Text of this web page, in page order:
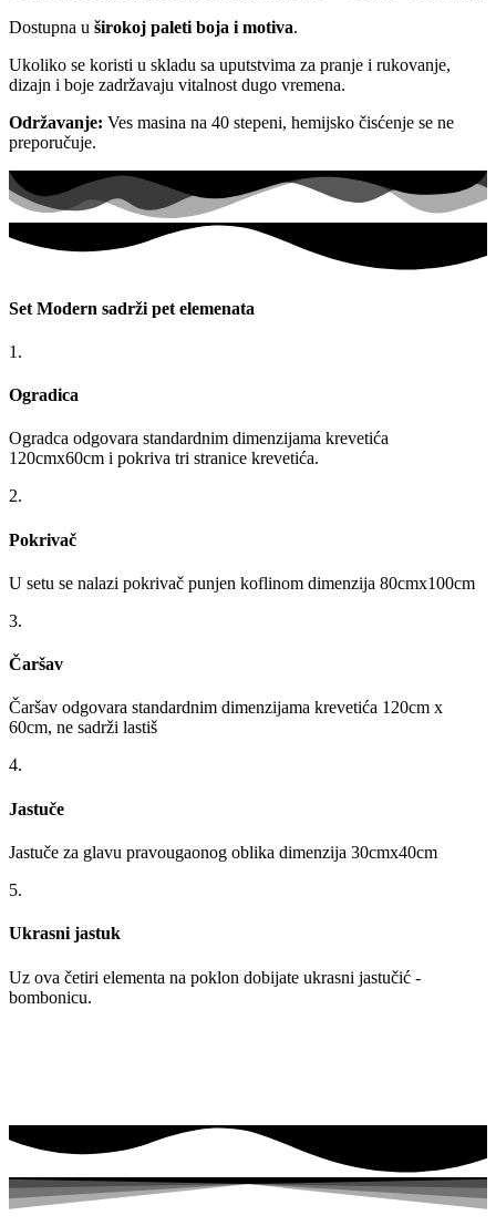
Dostupna u širokoj paleti boja i motiva.
Ukoliko se koristi u skladu sa uputstvima za pranje i rukovanje,
dizajn i boje zadržavaju vitalnost dugo vremena.
Održavanje: Ves masina na 40 stepeni, hemijsko čisćenje se ne
preporučuje.
Set Modern sadrži pet elemenata
1.
Ogradica
Ogradca odgovara standardnim dimenzijama krevetića
120cmx60cm i pokriva tri stranice krevetića.
2.
Pokrivač
U setu se nalazi pokrivač punjen koflinom dimenzija 80cmx100cm
3.
Čaršav
Čaršav odgovara standardnim dimenzijama krevetića 120cm x
60cm, ne sadrži lastiš
4.
Jastuče
Jastuče za glavu pravougaonog oblika dimenzija 30cmx40cm
5.
Ukrasni jastuk
Uz ova četiri elementa na poklon dobijate ukrasni jastučić -
bombonicu.